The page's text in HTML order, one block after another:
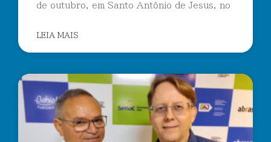
de outubro, em Santo Antônio de Jesus, no
LEIA MAIS